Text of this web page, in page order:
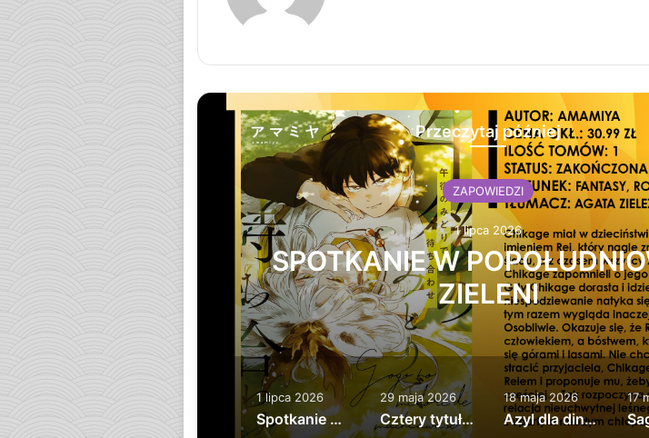
Przeczytaj później
ZAPOWIEDZI
1 lipca 2026
SPOTKANIE W
ZIELENI
1 lipca 2026
Spotkanie w popołudniowej zieleni
29 maja 2026
Cztery tytuły Boys Love
18 maja 2026
Azyl dla dinozaurów
17